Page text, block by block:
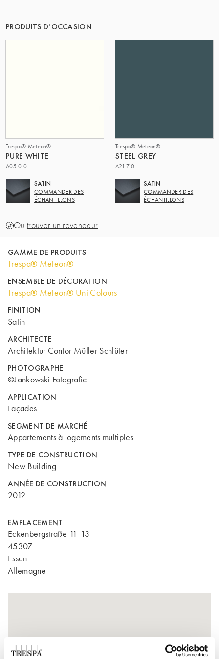
PRODUITS D'OCCASION
Trespa® Meteon®
PURE WHITE
A05.0.0
SATIN
COMMANDER DES
ÉCHANTILLONS
Trespa® Meteon®
STEEL GREY
A21.7.0
SATIN
COMMANDER DES
ÉCHANTILLONS
Ou trouver un revendeur
GAMME DE PRODUITS
Trespa® Meteon®
ENSEMBLE DE DÉCORATION
Trespa® Meteon® Uni Colours
FINITION
Satin
ARCHITECTE
Architektur Contor Müller Schlüter
PHOTOGRAPHE
©Jankowski Fotografie
APPLICATION
Façades
SEGMENT DE MARCHÉ
Appartements à logements multiples
TYPE DE CONSTRUCTION
New Building
ANNÉE DE CONSTRUCTION
2012
EMPLACEMENT
Eckenbergstraße 11-13
45307
Essen
Allemagne